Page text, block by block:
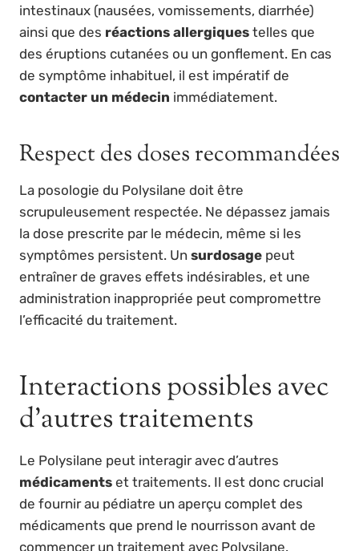
intestinaux (nausées, vomissements, diarrhée)
ainsi que des réactions allergiques telles que
des éruptions cutanées ou un gonflement. En cas
de symptôme inhabituel, il est impératif de
contacter un médecin immédiatement.
Respect des doses recommandées
La posologie du Polysilane doit être
scrupuleusement respectée. Ne dépassez jamais
la dose prescrite par le médecin, même si les
symptômes persistent. Un surdosage peut
entraîner de graves effets indésirables, et une
administration inappropriée peut compromettre
l’efficacité du traitement.
Interactions possibles avec
d’autres traitements
Le Polysilane peut interagir avec d’autres
médicaments et traitements. Il est donc crucial
de fournir au pédiatre un aperçu complet des
médicaments que prend le nourrisson avant de
commencer un traitement avec Polysilane.